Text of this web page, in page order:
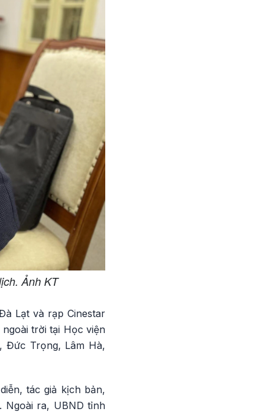
Ảnh KT
Lạt và rạp Cinestar
trời tại Học viện
Đức Trọng, Lâm Hà,
tác giả kịch bản,
Ngoài ra, UBND tỉnh